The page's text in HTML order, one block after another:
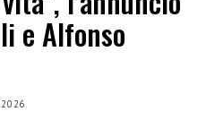
e Alfonso